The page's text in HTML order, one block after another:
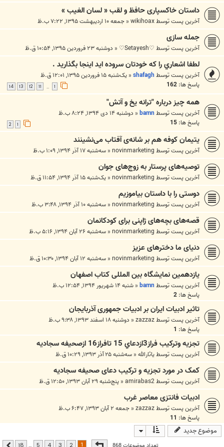
داستان خاکسپاری حافظ و لقب « لسان الغیب »
آخرین پست توسطwikihoax
« جمعه ۱۰ اردیبهشت ۱۳۹۵, ۷:۲۲ ب.ظ
جمله سازی
آخرین پست توسط♡Setayesh♡
« دوشنبه ۲۳ فروردین ۱۳۹۵, ۱۰:۵۴ ق.ظ
لطفا اشعاري را که خودتان سروده ايد اينجا بگذاريد .
آخرین پست توسطshafagh
« یک‌شنبه ۱۵ فروردین ۱۳۹۵, ۱۲:۰۱ ق.ظ
پاسخ ها: 162
…
11
12
13
14
همه چیز درباره "ترانه یخ و آتش"
آخرین پست توسطbamn
« دوشنبه ۱۴ دی ۱۳۹۴, ۸:۲۴ ب.ظ
پاسخ ها: 15
یتیمان کوفه هم بر شانه‌ی آفتاب می‌نشینند
آخرین پست توسطnovinmarketing
« سه‌شنبه ۱۷ آذر ۱۳۹۴, ۱:۰۹ ب.ظ
توصیه‌های پرستار به زوج‌های جوان
آخرین پست توسطnovinmarketing
« یک‌شنبه ۱۵ آذر ۱۳۹۴, ۱۱:۵۴ ق.ظ
دوستی را با داستان بیاموزیم
آخرین پست توسطnovinmarketing
« سه‌شنبه ۱۰ آذر ۱۳۹۴, ۳:۴۸ ب.ظ
قصه‌های بچه‌های ژاپنی برای کودکانمان
آخرین پست توسطnovinmarketing
« سه‌شنبه ۲۶ آبان ۱۳۹۴, ۵:۱۶ ب.ظ
دنیای ما دخترهای عزیز
آخرین پست توسطnovinmarketing
« سه‌شنبه ۱۲ آبان ۱۳۹۴, ۱۰:۳۰ ق.ظ
یازدهمین نمایشگاه بین المللی کتاب اصفهان
آخرین پست توسطbamn
« شنبه ۱۴ شهریور ۱۳۹۴, ۱۲:۵۴ ب.ظ
پاسخ ها: 2
تاثیر ادبیات ایران بر ادبیات جمهوری آذربایجان
آخرین پست توسطzazzaz
« دوشنبه ۱۸ اسفند ۱۳۹۳, ۹:۳۸ ب.ظ
پاسخ ها: 1
تجزيه وتركيب فراز3ازدعاي 15 تافراز16 ازصحيفه سجاديه
آخرین پست توسطياثارالله« سه‌شنبه ۲۵ آذر ۱۳۹۳, ۱۰:۲۹ ق.ظ
کمک در مورد تجزیه و ترکیب دعای صحیفه سجادیه
آخرین پست توسطamirabas2
« پنج‌شنبه ۲۹ آبان ۱۳۹۳, ۱۲:۵۰ ق.ظ
ادبیات فانتزی معاصر غرب
آخرین پست توسطzazzaz
« جمعه ۲ آبان ۱۳۹۳, ۶:۴۷ ب.ظ
پاسخ ها: 11
موضوع جدید
صفحه از18
2
3
4
5
…
18 بعدی